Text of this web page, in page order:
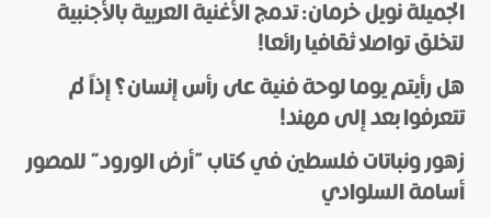
Name
*
E-mail
*
الجميلة نويل خرمان: تدمج الأغنية العربية بالأجنبية
لتخلق تواصلا ثقافيا رائعا!
هل رأيتم يوما لوحة فنية على رأس إنسان؟ إذاً لم
تتعرفوا بعد إلى مهند!
زهور ونباتات فلسطين في كتاب “أرض الورود” للمصور
أسامة السلوادي